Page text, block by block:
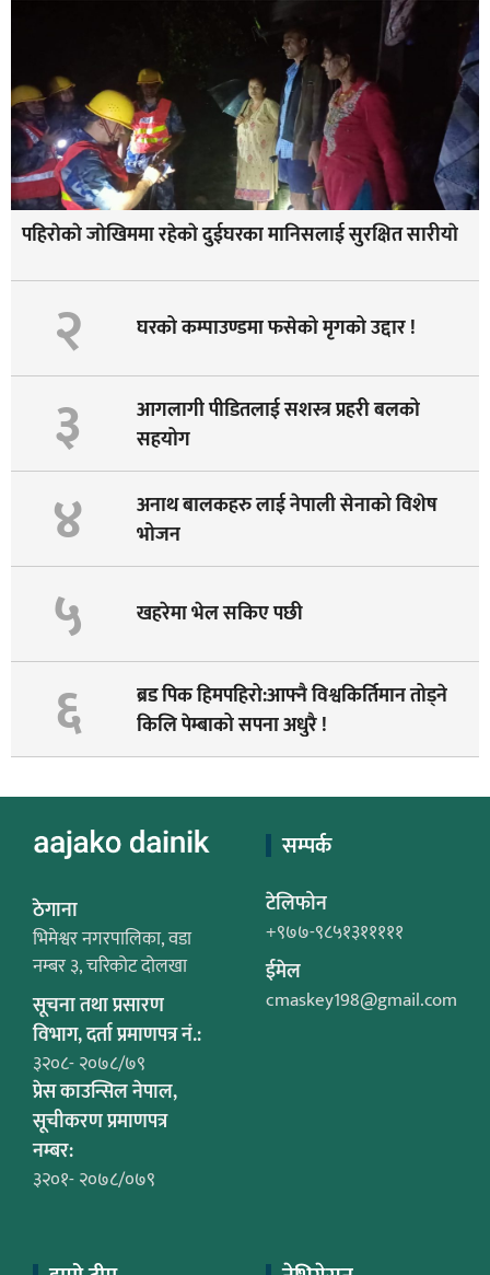
पहिराेकाे जाेखिममा रहेकाे दुईघरका मानिसलाई सुरक्षित सारीयाे
२ घरको कम्पाउण्डमा फसेको मृगको उद्दार !
३
आगलागी पीडितलाई सशस्त्र प्रहरी बलको
सहयोग
४
अनाथ बालकहरु लाई नेपाली सेनाको विशेष
भोजन
५ खहरेमा भेल सकिए पछी
६
ब्रड पिक हिमपहिरो:आफ्नै विश्वकिर्तिमान तोड्ने
किलि पेम्बाको सपना अधुरै !
ठेगाना
भिमेश्वर नगरपालिका, वडा
नम्बर ३, चरिकोट दोलखा
सूचना तथा प्रसारण
विभाग, दर्ता प्रमाणपत्र नं.:
३२०८- २०७८/७९
प्रेस काउन्सिल नेपाल,
सूचीकरण प्रमाणपत्र
नम्बर:
३२०१- २०७८/०७९
सम्पर्क
टेलिफोन
+९७७-९८५१३१११११
ईमेल
cmaskey198@gmail.com